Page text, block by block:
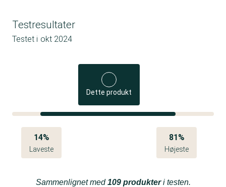
Testresultater
Testet i okt 2024
Dette produkt
14%
Laveste
81%
Højeste
Sammenlignet med109 produkteri testen.